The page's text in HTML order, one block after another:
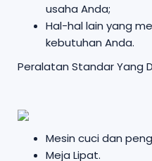
usaha Anda;
Hal-hal lain yang
kebutuhan Anda.
Peralatan Standar Yang
Mesin cuci dan
Meja Lipat.